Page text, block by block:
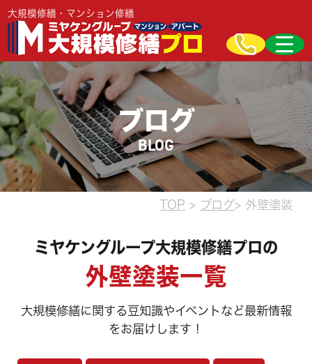
大規模修繕・マンション修繕
ブログ
BLOG
TOP > ブログ> 外壁塗装
ミヤケングループ大規模修繕プロの
外壁塗装一覧
大規模修繕に関する豆知識やイベントなど最新情報
をお届けします！